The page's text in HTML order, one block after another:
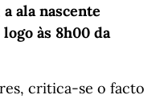
ala nascente
às 8h00 da
critica-se o facto